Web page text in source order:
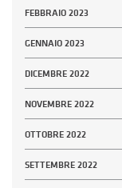
FEBBRAIO 2023
GENNAIO 2023
DICEMBRE 2022
NOVEMBRE 2022
OTTOBRE 2022
SETTEMBRE 2022